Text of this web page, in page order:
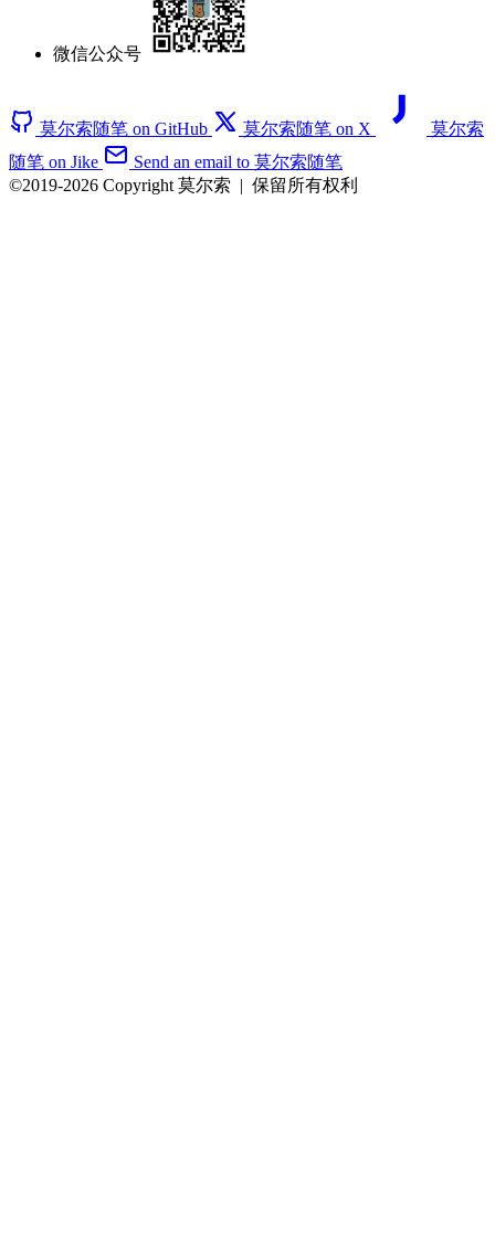
微信公众号
莫尔索随笔 on GitHub 莫尔索随笔 on X
莫尔索
随笔 on Jike
Send an email to 莫尔索随笔
©2019-2026 Copyright 莫尔索 | 保留所有权利